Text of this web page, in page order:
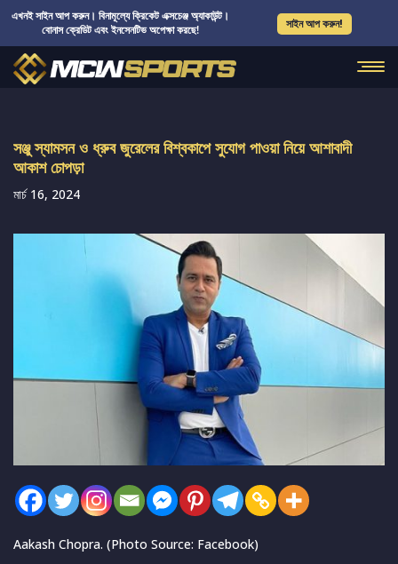
এখনই সাইন আপ করুন। বিনামূল্যে ক্রিকেট এক্সচেঞ্জ অ্যাকাউন্ট।
বোনাস ক্রেডিট এবং ইনসেনটিভ অপেক্ষা করছে!
সাইন আপ করুন!
সঞ্জু স্যামসন ও ধ্রুব জুরেলের বিশ্বকাপে সুযোগ পাওয়া নিয়ে আশাবাদী
আকাশ চোপড়া
মার্চ 16, 2024
Aakash Chopra. (Photo Source: Facebook)